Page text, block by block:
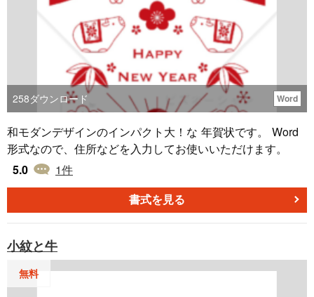
258ダウンロード Word
和モダンデザインのインパクト大！な 年賀状です。 Word
形式なので、住所などを入力してお使いいただけます。
5.0
1件
書式を見る
小紋と牛
無料